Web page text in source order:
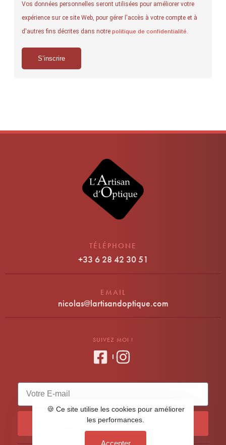
Vos données personnelles seront utilisées pour améliorer votre
expérience sur ce site Web, pour gérer l'accès à votre compte et à
d'autres fins décrites dans notre politique de confidentialité.
S’inscrire
TÉLÉPHONE
+33 6 28 42 30 51
EMAIL
nicolas@lartisandoptique.com
SUIVEZ MOI !
S'abonner à la newsletter
🍪 Ce site utilise les cookies pour améliorer
les performances.
Accepter